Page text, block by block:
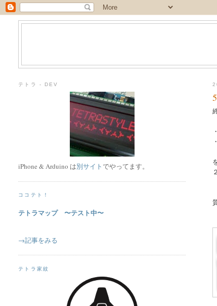
テトラ - DEV
iPhone & Arduino は別サイト でやってます。
ココテト！
テトラマップ 〜テスト中〜
→記事をみる
テトラ家紋